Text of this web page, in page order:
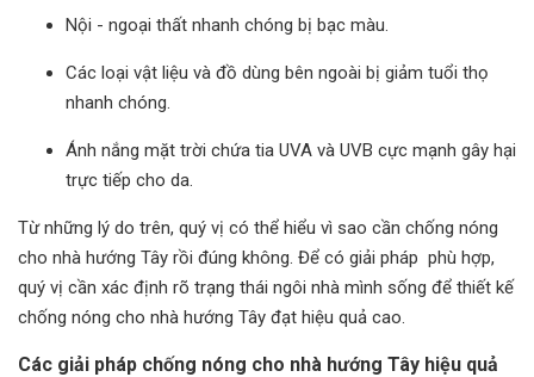
Nội - ngoại thất nhanh chóng bị bạc màu.
Các loại vật liệu và đồ dùng bên ngoài bị giảm tuổi thọ
nhanh chóng.
Ánh nắng mặt trời chứa tia UVA và UVB cực mạnh gây hại
trực tiếp cho da.
Từ những lý do trên, quý vị có thể hiểu vì sao cần chống nóng
cho nhà hướng Tây rồi đúng không. Để có giải pháp phù hợp,
quý vị cần xác định rõ trạng thái ngôi nhà mình sống để thiết kế
chống nóng cho nhà hướng Tây đạt hiệu quả cao.
Các giải pháp chống nóng cho nhà hướng Tây hiệu quả